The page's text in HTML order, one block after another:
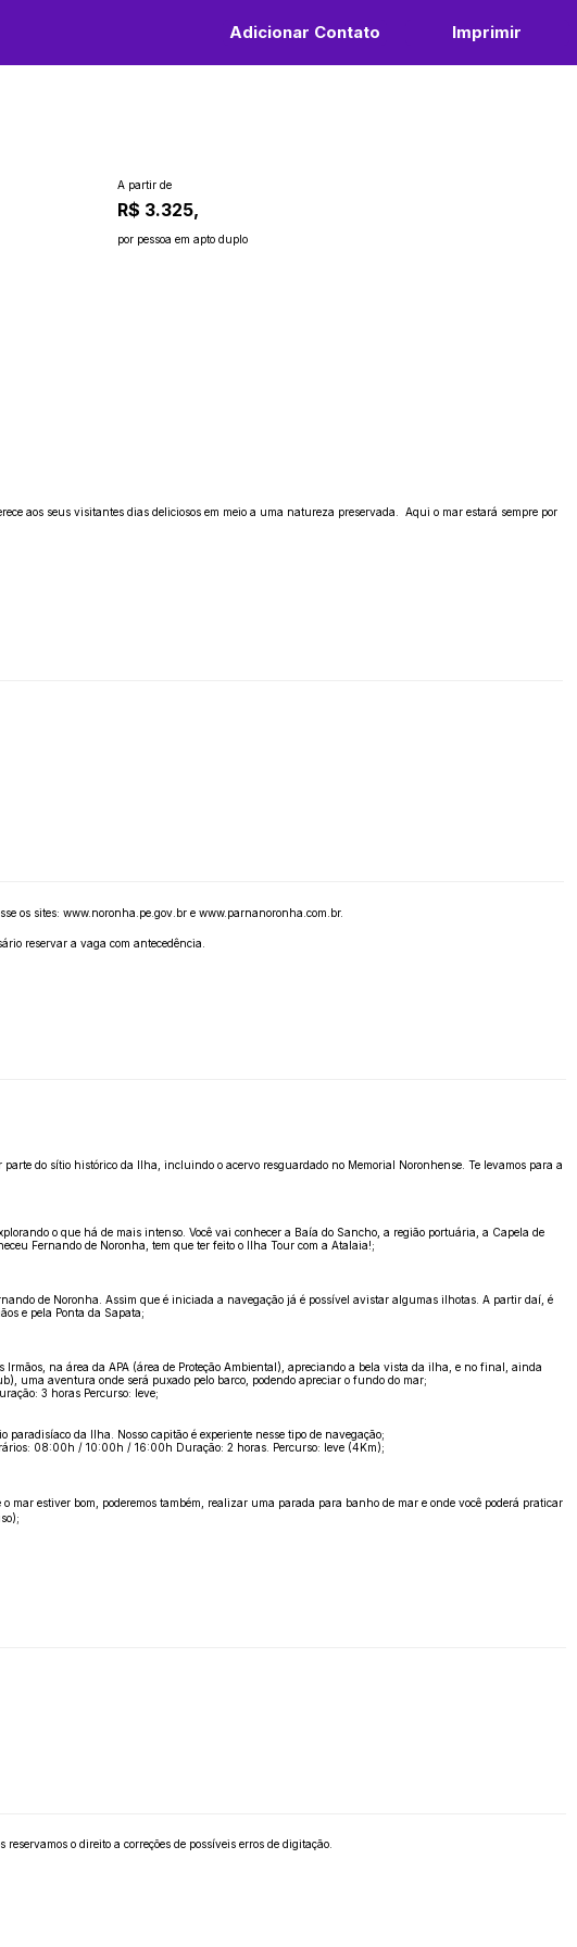
Adicionar Contato Imprimir
A partir de
R$ 3.325,
por pessoa em apto duplo
aos seus visitantes dias deliciosos em meio a uma natureza preservada. Aqui o mar estará sempre por
os sites: www.noronha.pe.gov.bre www.parnanoronha.com.br.
reservar a vaga com antecedência.
do sítio histórico da Ilha, incluindo o acervo resguardado no Memorial Noronhense. Te levamos para a
o que há de mais intenso. Você vai conhecer a Baía do Sancho, a região portuária, a Capela de
Fernando de Noronha, tem que ter feito o Ilha Tour com a Atalaia!;
de Noronha. Assim que é iniciada a navegação já é possível avistar algumas ilhotas. A partir daí, é
e pela Ponta da Sapata;
na área da APA (área de Proteção Ambiental), apreciando a bela vista da ilha, e no final, ainda
uma aventura onde será puxado pelo barco, podendo apreciar o fundo do mar;
3 horas Percurso: leve;
da Ilha. Nosso capitão é experiente nesse tipo de navegação;
08:00h / 10:00h / 16:00h Duração: 2 horas. Percurso: leve (4Km);
estiver bom, poderemos também, realizar uma parada para banho de mar e onde você poderá praticar
o direito a correções de possíveis erros de digitação.